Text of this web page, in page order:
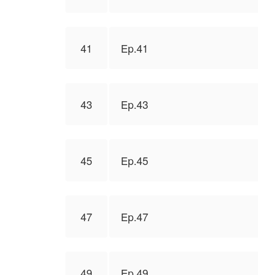
41 Ep.41
43 Ep.43
45 Ep.45
47 Ep.47